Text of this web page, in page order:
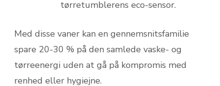
tørretumblerens eco-sensor.
Med disse vaner kan en gennemsnitsfamilie
spare 20-30 % på den samlede vaske- og
tørreenergi uden at gå på kompromis med
renhed eller hygiejne.